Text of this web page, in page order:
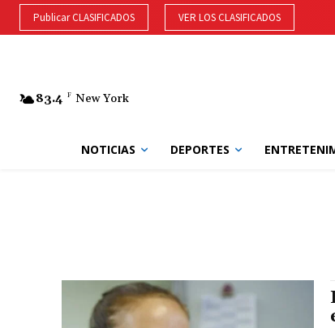
Publicar CLASIFICADOS VER LOS CLASIFICADOS
83.4 F New York
NOTICIAS DEPORTES